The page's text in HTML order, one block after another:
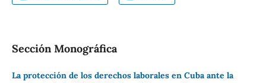
Sección Monográfica
La protección de los derechos laborales en Cuba ante la